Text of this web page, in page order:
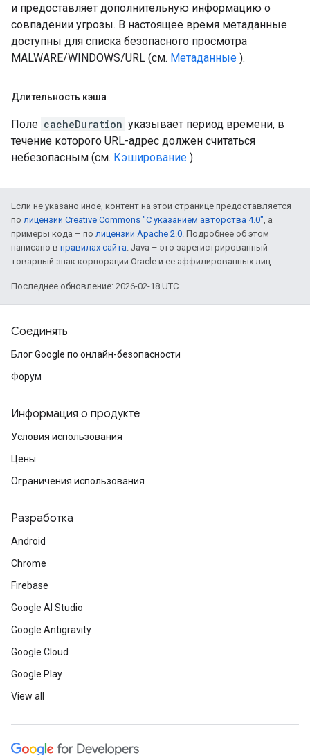
и предоставляет дополнительную информацию о
совпадении угрозы. В настоящее время метаданные
доступны для списка безопасного просмотра
MALWARE/WINDOWS/URL (см. Метаданные ).
Длительность кэша
Поле cacheDuration указывает период времени, в
течение которого URL-адрес должен считаться
небезопасным (см. Кэширование ).
Если не указано иное, контент на этой странице предоставляется
по лицензии Creative Commons "С указанием авторства 4.0", а
примеры кода – по лицензии Apache 2.0. Подробнее об этом
написано в правилах сайта. Java – это зарегистрированный
товарный знак корпорации Oracle и ее аффилированных лиц.
Последнее обновление: 2026-02-18 UTC.
Соединять
Блог Google по онлайн-безопасности
Форум
Информация о продукте
Условия использования
Цены
Ограничения использования
Разработка
Android
Chrome
Firebase
Google AI Studio
Google Antigravity
Google Cloud
Google Play
View all